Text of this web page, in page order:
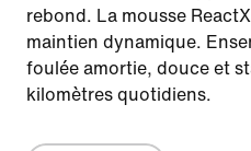
rebond. La mousse
maintien dynamique.
foulée amortie, douce et
kilomètres quotidiens.